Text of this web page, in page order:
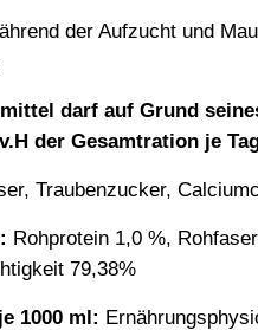
der Aufzucht und
darf auf Grund
der Gesamtration je
Traubenzucker,
Rohprotein 1,0 %,
79,38%
1000 ml: